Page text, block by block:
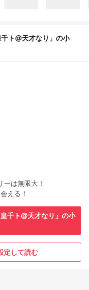
ト@天才なり」の小
ーは無限大！
える！
千ト@天才なり」の小
定して読む